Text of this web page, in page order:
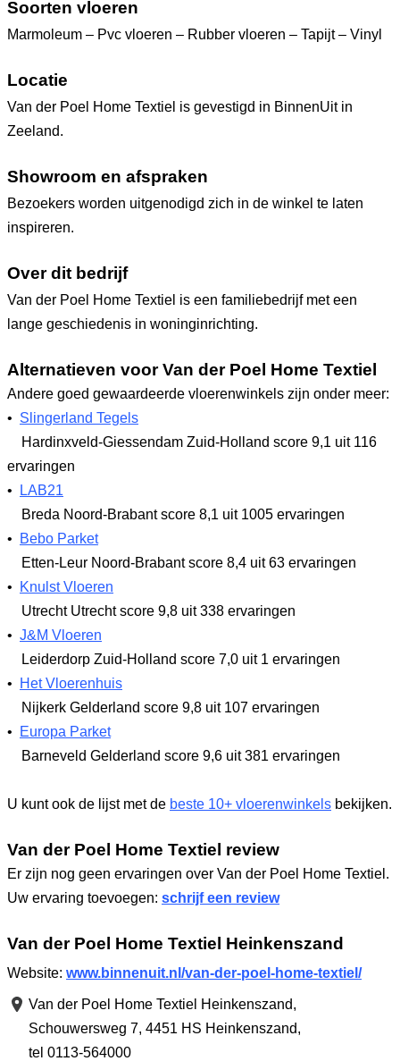
Soorten vloeren
Marmoleum – Pvc vloeren – Rubber vloeren – Tapijt – Vinyl
Locatie
Van der Poel Home Textiel is gevestigd in BinnenUit in
Zeeland.
Showroom en afspraken
Bezoekers worden uitgenodigd zich in de winkel te laten
inspireren.
Over dit bedrijf
Van der Poel Home Textiel is een familiebedrijf met een
lange geschiedenis in woninginrichting.
Alternatieven voor Van der Poel Home Textiel
Andere goed gewaardeerde vloerenwinkels zijn onder meer:
• Slingerland Tegels
Hardinxveld-Giessendam Zuid-Holland score 9,1 uit 116
ervaringen
•
LAB21
Breda Noord-Brabantscore 8,1 uit 1005 ervaringen
•
Bebo Parket
Etten-Leur Noord-Brabantscore 8,4 uit 63 ervaringen
•
Knulst Vloeren
Utrecht Utrechtscore 9,8 uit 338 ervaringen
• J&M Vloeren
Leiderdorp Zuid-Holland score 7,0 uit 1 ervaringen
•
Het Vloerenhuis
Nijkerk Gelderland score 9,8 uit 107 ervaringen
•
Europa Parket
Barneveld Gelderland score 9,6 uit 381 ervaringen
U kunt ook de lijst met de beste 10+ vloerenwinkels bekijken.
Van der Poel Home Textiel review
Er zijn nog geen ervaringen over Van der Poel Home Textiel.
Uw ervaring toevoegen: schrijf een review
Van der Poel Home Textiel Heinkenszand
Website: www.binnenuit.nl/van-der-poel-home-textiel/
Van der Poel Home Textiel Heinkenszand,
Schouwersweg 7, 4451 HS Heinkenszand,
tel 0113-564000